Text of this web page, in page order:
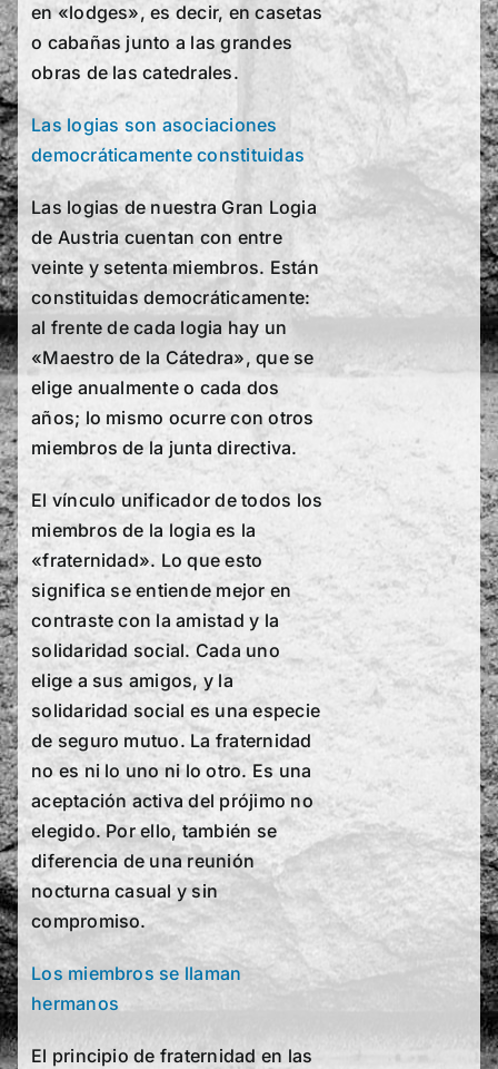
en «lodges», es decir, en casetas
o cabañas junto a las grandes
obras de las catedrales.
Las logias son asociaciones
democráticamente constituidas
Las logias de nuestra Gran Logia
de Austria cuentan con entre
veinte y setenta miembros. Están
constituidas democráticamente:
al frente de cada logia hay un
«Maestro de la Cátedra», que se
elige anualmente o cada dos
años; lo mismo ocurre con otros
miembros de la junta directiva.
El vínculo unificador de todos los
miembros de la logia es la
«fraternidad». Lo que esto
significa se entiende mejor en
contraste con la amistad y la
solidaridad social. Cada uno
elige a sus amigos, y la
solidaridad social es una especie
de seguro mutuo. La fraternidad
no es ni lo uno ni lo otro. Es una
aceptación activa del prójimo no
elegido. Por ello, también se
diferencia de una reunión
nocturna casual y sin
compromiso.
Los miembros se llaman
hermanos
El principio de fraternidad en las